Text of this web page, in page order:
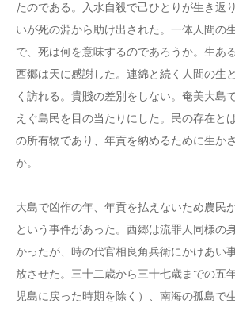
たのである。入水自殺で己ひとりが生き返
いが死の淵から助け出された。一体人間の
で、死は何を意味するのであろうか。生あ
西郷は天に感謝した。連綿と続く人間の生
く訪れる。貴賤の差別をしない。奄美大島
えぐ島民を目の当たりにした。民の存在と
の所有物であり、年貢を納めるために生か
か。
大島で凶作の年、年貢を払えないため農民
という事件があった。西郷は流罪人同様の
かったが、時の代官相良角兵衛にかけあい
放させた。三十二歳から三十七歳までの五
児島に戻った時期を除く）、南海の孤島で